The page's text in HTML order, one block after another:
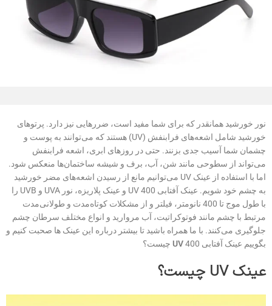
نور خورشید همانقدر که برای شما مفید است، ضررهایی نیز دارد. پرتوهای
خورشید شامل اشعه‌های فرابنفش (UV) هستند که می‌توانند به پوست و
چشمان شما آسیب جدی بزنند. حتی در روزهای ابری، اشعه فرابنفش
می‌تواند از سطوحی مانند شن، آب، برف و شیشه ساختمان‌ها منعکس شود.
اما با استفاده از عینک UV می‌توانیم مانع از رسیدن اشعه‌های مضر خورشید
به چشم خود شویم. عینک آفتابی UV 400 و عینک پلاریزه، نور UVA و UVB را
با طول موج تا 400 نانومتر، فیلتر و از مشکلات کوتاه‌مدت و طولانی‌مدت
مرتبط با چشم مانند فوتوکراتیت، آب مروارید و انواع مختلف سرطان چشم
جلوگیری می‌کنند. با ما همراه باشید تا بیشتر درباره این عینک ها صحبت کنیم و
بگوییم عینک آفتابی
UV400 چیست؟
عینکUV چیست؟